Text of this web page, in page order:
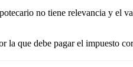
no tiene relevancia y el
la que debe pagar el impuesto